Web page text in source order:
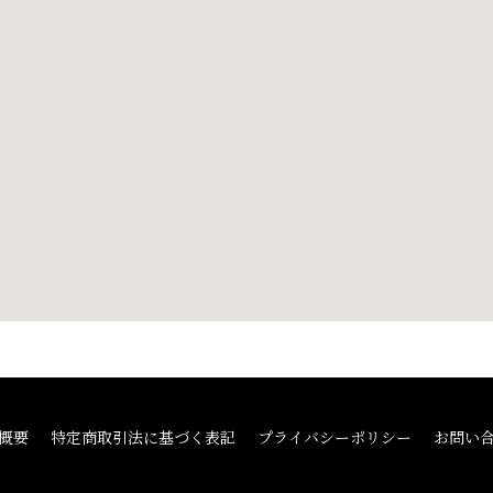
要 特定商取引法に基づく表記 プライバシーポリシー お問い